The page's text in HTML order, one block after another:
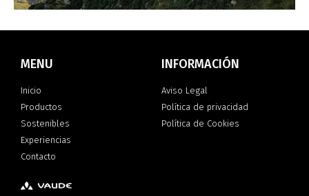
MENU
Inicio
Productos
Sostenibles
Experiencias
Contacto
INFORMACIÓN
Aviso Legal
Política de privacidad
Política de Cookies